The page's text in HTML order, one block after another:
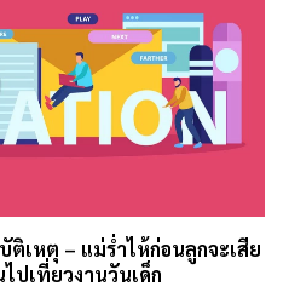
ติเหตุ – แม่ร่ำไห้ก่อนลูกจะเสีย
ปเที่ยวงานวันเด็ก